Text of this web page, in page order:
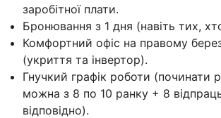
заробітної плати.
Бронювання з 1 дня (навіть тих,
Комфортний офіс на правому
(укриття та інвертор).
Гнучкий графік роботи (починати
можна з 8 по 10 ранку + 8
відповідно).